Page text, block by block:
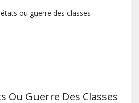
ou guerre des classes
Ou Guerre Des Classes